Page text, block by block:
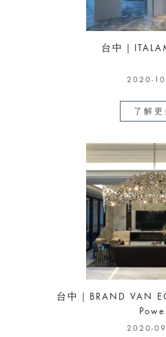
台中｜
2020-
了解更
台中｜BRAND VAN
2020-